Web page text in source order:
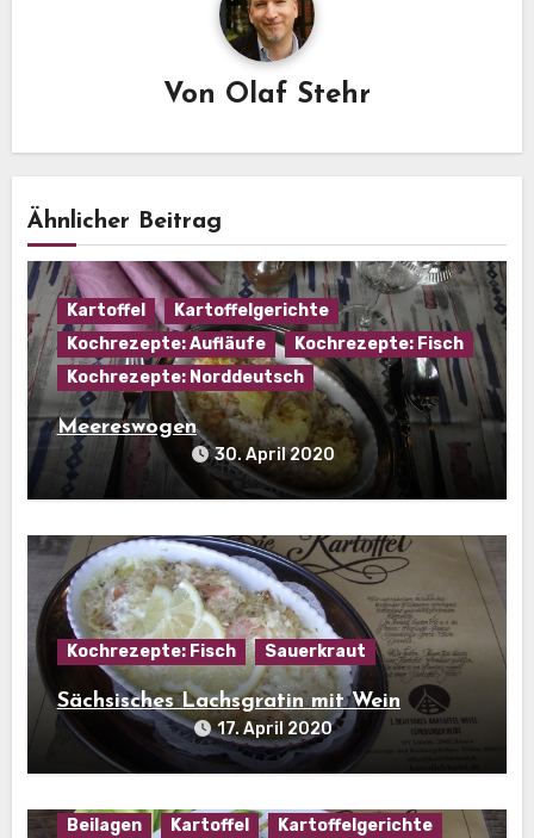
Von Olaf Stehr
Ähnlicher Beitrag
Kartoffel
Kartoffelgerichte
Kochrezepte: Aufläufe
Kochrezepte: Fisch
Kochrezepte: Norddeutsch
Meereswogen
30. April 2020
Kochrezepte: Fisch Sauerkraut
Sächsisches Lachsgratin mit Wein
17. April 2020
Beilagen Kartoffel Kartoffelgerichte